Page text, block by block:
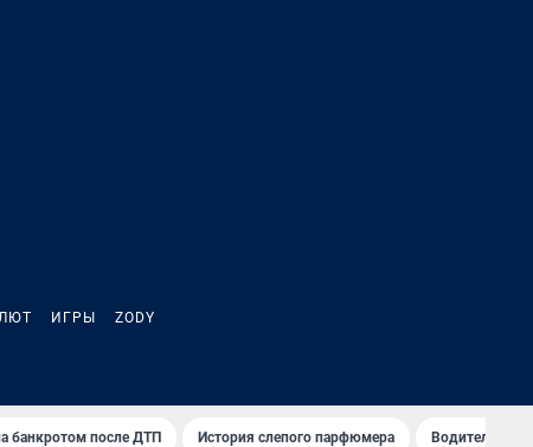
ИГРЫ ZODY
банкротом после ДТП История слепого парфюмера Водители